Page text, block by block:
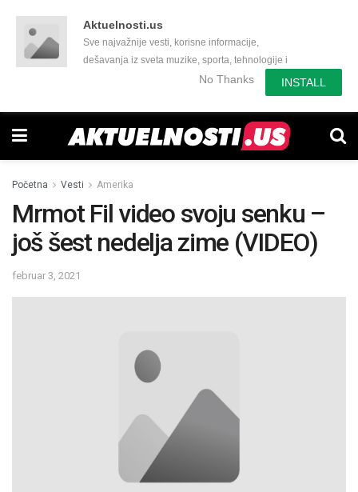
Aktuelnosti.us
Sve najvažnije vesti, korisne informacije,
dešavanja iz sveta muzike, sporta, tehnologije i
još mnogo toga zanimljivog.No Thanks INSTALL
Početna Vesti Amerika
Mrmot Fil video svoju senku –
još šest nedelja zime (VIDEO)
februar 3, 2021